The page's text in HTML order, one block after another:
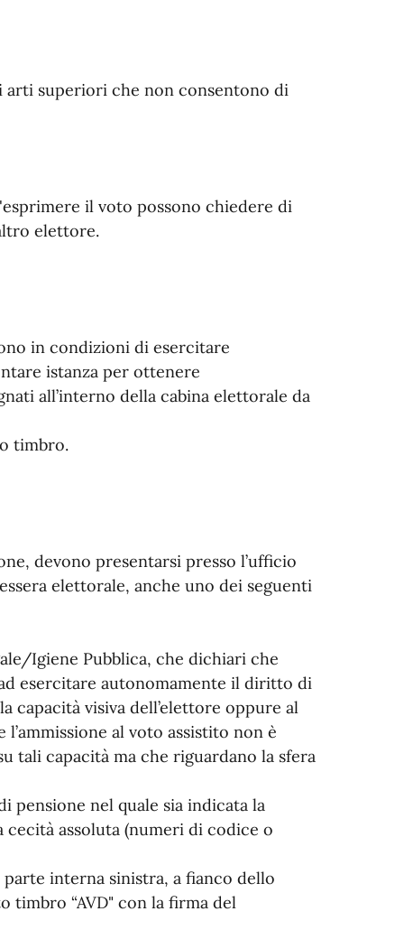
arti superiori che non consentono di
il voto possono chiedere di
elettore.
in condizioni di esercitare
istanza per ottenere
all’interno della cabina elettorale da
timbro.
devono presentarsi presso l’ufficio
elettorale, anche uno dei seguenti
Igiene Pubblica, che dichiari che
esercitare autonomamente il diritto di
capacità visiva dell’elettore oppure al
al voto assistito non è
tali capacità ma che riguardano la sfera
nel quale sia indicata la
assoluta (numeri di codice o
interna sinistra, a fianco dello
timbro “AVD" con la firma del